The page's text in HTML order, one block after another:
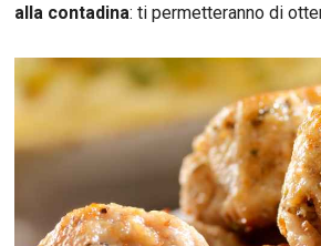
alla contadina: ti permetteranno di